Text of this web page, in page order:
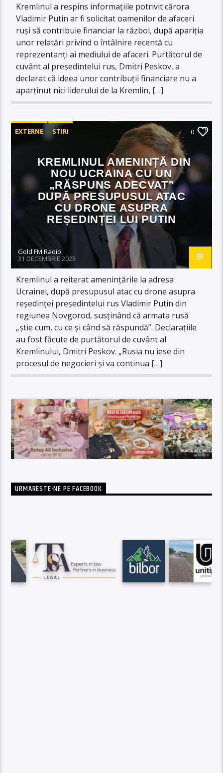
Kremlinul a respins informațiile potrivit cărora
Vladimir Putin ar fi solicitat oamenilor de afaceri
ruși să contribuie financiar la război, după apariția
unor relatări privind o întâlnire recentă cu
reprezentanți ai mediului de afaceri. Purtătorul de
cuvânt al președintelui rus, Dmitri Peskov, a
declarat că ideea unor contribuții financiare nu a
aparținut nici liderului de la Kremlin, […]
EXTERNE STIRI 0
KREMLINUL AMENINȚĂ DIN
NOU UCRAINA CU UN
„RĂSPUNS ADECVAT”
DUPĂ PRESUPUSUL ATAC
CU DRONE ASUPRA
REȘEDINȚEI LUI PUTIN
Gold FM Radio
31 DECEMBRIE 2025
Kremlinul a reiterat amenințările la adresa
Ucrainei, după presupusul atac cu drone asupra
reședinței președintelui rus Vladimir Putin din
regiunea Novgorod, susținând că armata rusă
„știe cum, cu ce și când să răspundă”. Declarațiile
au fost făcute de purtătorul de cuvânt al
Kremlinului, Dmitri Peskov. „Rusia nu iese din
procesul de negocieri și va continua […]
URMARESTE-NE PE FACEBOOK